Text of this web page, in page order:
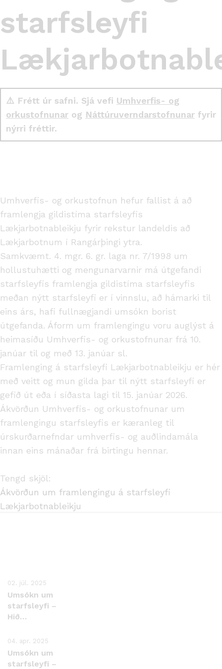
starfsleyfi
⚠️ Frétt úr safni. Sjá vefi Umhverfis- og
orkustofnunar og Náttúruverndarstofnunar fyrir
nýrri fréttir.
Umhverfis- og orkustofnun hefur fallist á að
framlengja gildistíma starfsleyfis
Lækjarbotnableikju fyrir rekstur landeldis að
Lækjarbotnum í Rangárþingi ytra.
Samkvæmt. 4. mgr. 6. gr. laga nr. 7/1998 um
hollustuhætti og mengunarvarnir má útgefandi
starfsleyfis framlengja gildistíma starfsleyfis
meðan nýtt starfsleyfi er í vinnslu, að hámarki til
eins árs, hafi fullnægjandi umsókn borist
útgefanda. Áform um framlengingu voru auglýst á
heimasíðu Umhverfis- og orkustofnunar frá 10.
janúar til og með 13. janúar sl.
Framlenging á starfsleyfi Lækjarbotnableikju er hér
með veitt og mun gilda þar til nýtt starfsleyfi er
gefið út eða í síðasta lagi til 15. janúar 2026.
Ákvörðun Umhverfis- og orkustofnunar um
framlengingu starfsleyfis er kæranleg til
úrskurðarnefndar umhverfis- og auðlindamála
innan eins mánaðar frá birtingu hennar.
Tengd skjöl:
Ákvörðun um framlengingu á starfsleyfi
Lækjarbotnableikju
02. júl. 2025
Umsókn um
starfsleyfi –
Hið
Styrjufelag
ehf.
04. apr. 2025
Umsókn um
starfsleyfi –